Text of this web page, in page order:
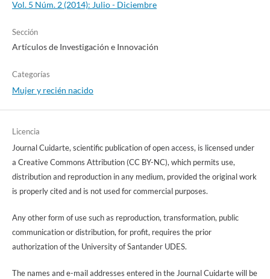
Vol. 5 Núm. 2 (2014): Julio - Diciembre
Sección
Artículos de Investigación e Innovación
Categorías
Mujer y recién nacido
Licencia
Journal Cuidarte, scientific publication of open access, is licensed under
a Creative Commons Attribution (CC BY-NC), which permits use,
distribution and reproduction in any medium, provided the original work
is properly cited and is not used for commercial purposes.
Any other form of use such as reproduction, transformation, public
communication or distribution, for profit, requires the prior
authorization of the University of Santander UDES.
The names and e-mail addresses entered in the Journal Cuidarte will be